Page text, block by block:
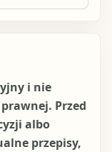
i nie
Przed
albo
przepisy,